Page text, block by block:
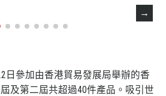
日參加由香港貿易發展局舉辦的香
及第二屆共超過40件產品。吸引世